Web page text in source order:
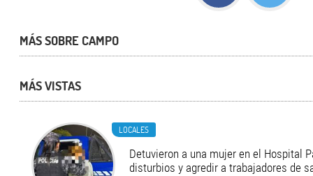
MÁS SOBRE CAMPO
MÁS VISTAS
LOCALES
Detuvieron a una mujer en el Hospital
disturbios y agredir a trabajadores de